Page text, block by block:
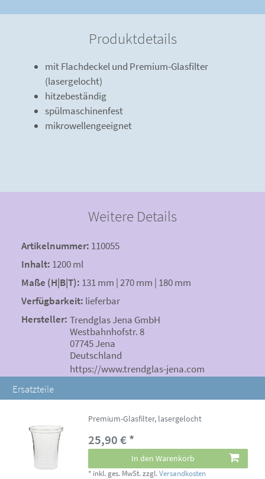
Produktdetails
mit Flachdeckel und Premium-Glasfilter
(lasergelocht)
hitzebeständig
spülmaschinenfest
mikrowellengeeignet
Weitere Details
Artikelnummer: 110055
Inhalt: 1200 ml
Maße (H|B|T): 131 mm | 270 mm | 180 mm
Verfügbarkeit: lieferbar
Hersteller: Trendglas Jena GmbH
Westbahnhofstr. 8
07745 Jena
Deutschland
https://www.trendglas-jena.com
Ersatzteile
Premium-Glasfilter, lasergelocht
25,90 € *
In den Warenkorb
* inkl. ges. MwSt. zzgl.Versandkosten